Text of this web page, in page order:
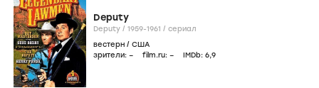
Deputy
Deputy / 1959-1961 / сериал
вестерн / США
зрители: – film.ru: – IMDb: 6,9